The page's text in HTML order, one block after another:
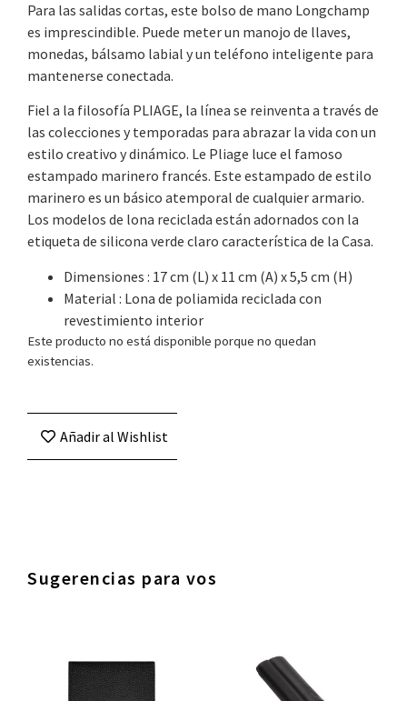
Para las salidas cortas, este bolso de mano Longchamp
es imprescindible. Puede meter un manojo de llaves,
monedas, bálsamo labial y un teléfono inteligente para
mantenerse conectada.
Fiel a la filosofía PLIAGE, la línea se reinventa a través de
las colecciones y temporadas para abrazar la vida con un
estilo creativo y dinámico. Le Pliage luce el famoso
estampado marinero francés. Este estampado de estilo
marinero es un básico atemporal de cualquier armario.
Los modelos de lona reciclada están adornados con la
etiqueta de silicona verde claro característica de la Casa.
Dimensiones : 17 cm (L) x 11 cm (A) x 5,5 cm (H)
Material : Lona de poliamida reciclada con
revestimiento interior
Este producto no está disponible porque no quedan
existencias.
Añadir al Wishlist
Sugerencias para vos